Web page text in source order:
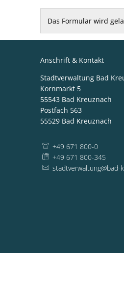
FeedbackDas Formular wird
Anschrift & Kontakt
Stadtverwaltung Bad
Kornmarkt 5
55543 Bad Kreuznach
Postfach 563
55529 Bad Kreuznach
+49 671 800-0
+49 671 800-345
stadtverwaltung@bad-